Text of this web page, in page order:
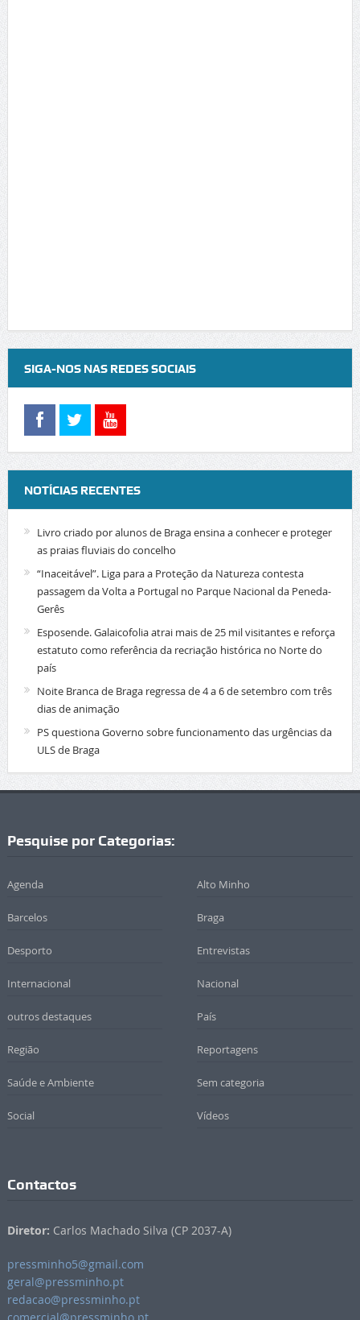
SIGA-NOS NAS REDES SOCIAIS
NOTÍCIAS RECENTES
Livro criado por alunos de Braga ensina a conhecer e proteger
as praias fluviais do concelho
“Inaceitável”. Liga para a Proteção da Natureza contesta
passagem da Volta a Portugal no Parque Nacional da Peneda-
Gerês
Esposende. Galaicofolia atrai mais de 25 mil visitantes e reforça
estatuto como referência da recriação histórica no Norte do
país
Noite Branca de Braga regressa de 4 a 6 de setembro com três
dias de animação
PS questiona Governo sobre funcionamento das urgências da
ULS de Braga
Pesquise por Categorias:
Agenda Alto Minho
Barcelos Braga
Desporto Entrevistas
Internacional Nacional
outros destaques País
Região Reportagens
Saúde e Ambiente Sem categoria
Social Vídeos
Contactos
Diretor: Carlos Machado Silva (CP 2037-A)
pressminho5@gmail.com
geral@pressminho.pt
redacao@pressminho.pt